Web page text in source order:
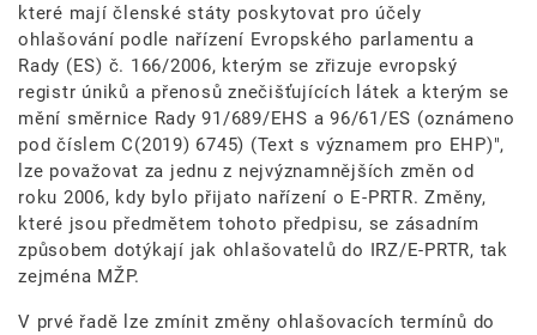
které mají členské státy poskytovat pro účely
ohlašování podle nařízení Evropského parlamentu a
Rady (ES) č. 166/2006, kterým se zřizuje evropský
registr úniků a přenosů znečišťujících látek a kterým se
mění směrnice Rady 91/689/EHS a 96/61/ES (oznámeno
pod číslem C(2019) 6745) (Text s významem pro EHP)",
lze považovat za jednu z nejvýznamnějších změn od
roku 2006, kdy bylo přijato nařízení o E-PRTR. Změny,
které jsou předmětem tohoto předpisu, se zásadním
způsobem dotýkají jak ohlašovatelů do IRZ/E-PRTR, tak
zejména MŽP.
V prvé řadě lze zmínit změny ohlašovacích termínů do